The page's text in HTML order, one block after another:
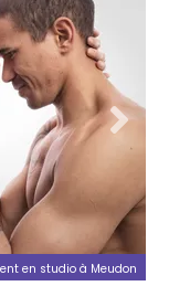
en studio à Meudon